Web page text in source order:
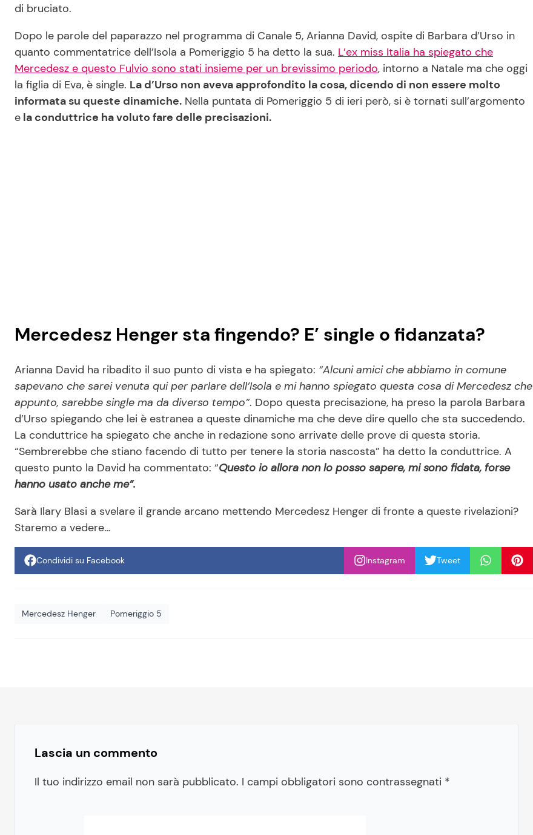
di bruciato.
Dopo le parole del paparazzo nel programma di Canale 5, Arianna David, ospite di Barbara d’Urso in
quanto commentatrice dell’Isola a Pomeriggio 5 ha detto la sua. L’ex miss Italia ha spiegato che
Mercedesz e questo Fulvio sono stati insieme per un brevissimo periodo, intorno a Natale ma che oggi
la figlia di Eva, è single. La d’Urso non aveva approfondito la cosa, dicendo di non essere molto
informata su queste dinamiche. Nella puntata di Pomeriggio 5 di ieri però, si è tornati sull’argomento
e la conduttrice ha voluto fare delle precisazioni.
Mercedesz Henger sta fingendo? E’ single o fidanzata?
Arianna David ha ribadito il suo punto di vista e ha spiegato: “Alcuni amici che abbiamo in comune
sapevano che sarei venuta qui per parlare dell’Isola e mi hanno spiegato questa cosa di Mercedesz che
appunto, sarebbe single ma da diverso tempo”. Dopo questa precisazione, ha preso la parola Barbara
d’Urso spiegando che lei è estranea a queste dinamiche ma che deve dire quello che sta succedendo.
La conduttrice ha spiegato che anche in redazione sono arrivate delle prove di questa storia.
“Sembrerebbe che stiano facendo di tutto per tenere la storia nascosta” ha detto la conduttrice. A
questo punto la David ha commentato: “Questo io allora non lo posso sapere, mi sono fidata, forse
hanno usato anche me”.
Sarà Ilary Blasi a svelare il grande arcano mettendo Mercedesz Henger di fronte a queste rivelazioni?
Staremo a vedere…
Condividi su Facebook Instagram Tweet
Mercedesz Henger Pomeriggio 5
Lascia un commento
Il tuo indirizzo email non sarà pubblicato. I campi obbligatori sono contrassegnati *